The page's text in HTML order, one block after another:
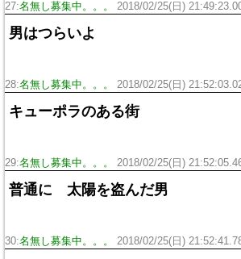
27:名無し募集中。。。 2018/02/25(日)
男はつらいよ
28:名無し募集中。。。 2018/02/25(日)
キューポラのある街
29:名無し募集中。。。 2018/02/25(日)
普通に 太陽を盗んだ男
30:名無し募集中。。。 2018/02/25(日)